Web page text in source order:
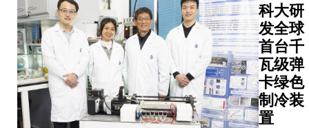
科大研
发全球
首台千
瓦级弹
卡绿色
制冷装
置